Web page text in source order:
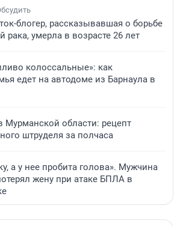
блогер, рассказывавшая о борьбе
рака, умерла в возрасте 26 лет
колоссальные»: как
едет на автодоме из Барнаула в
Мурманской области: рецепт
штруделя за полчаса
а у нее пробита голова». Мужчина
жену при атаке БПЛА в